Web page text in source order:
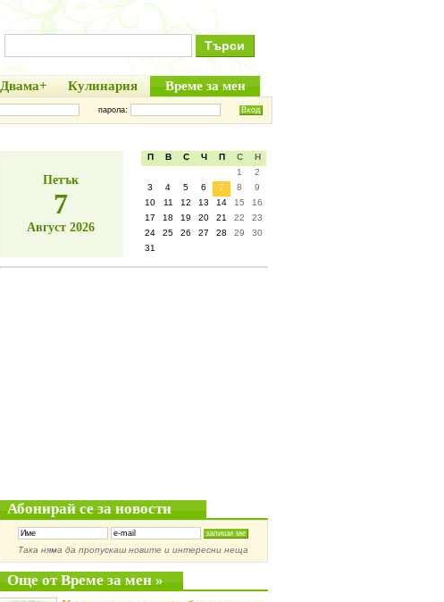
Двама+ Кулинария Време за мен
парола:
Петък
7
Август 2026
П В С Ч П С
Н
1
2
3
4 5 6 7 8
9
10
11 12 13 14 15
16
17
18 19 20 21 22
23
24
25 26 27 28 29
30
31
Абонирай се за новости
Така няма да пропускаш новите и интересни неща
Още от Време за мен »